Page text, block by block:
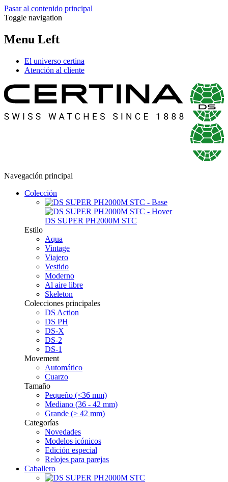
Pasar al contenido principal
Toggle navigation
Menu Left
El universo certina
Atención al cliente
Navegación principal
Colección
DS SUPER PH2000M STC
Estilo
Aqua
Vintage
Viajero
Vestido
Moderno
Al aire libre
Skeleton
Colecciones principales
DS Action
DS PH
DS-X
DS-2
DS-1
Movement
Automático
Cuarzo
Tamaño
Pequeño (<36 mm)
Mediano (36 - 42 mm)
Grande (> 42 mm)
Categorías
Novedades
Modelos icónicos
Edición especial
Relojes para parejas
Caballero